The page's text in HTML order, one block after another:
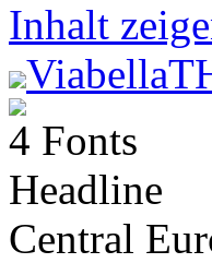
Inhalt
4 Fonts
Headline
Central